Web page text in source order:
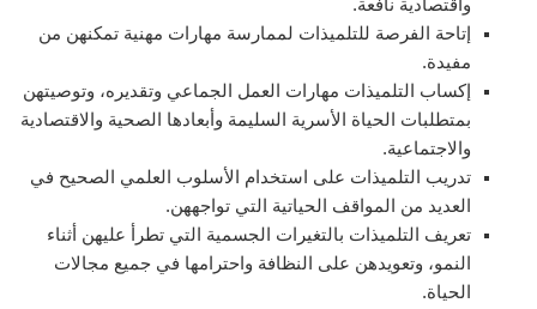
واقتصادية نافعة.
إتاحة الفرصة للتلميذات لممارسة مهارات مهنية تمكنهن من
مفيدة.
إكساب التلميذات مهارات العمل الجماعي وتقديره، وتوصيتهن
بمتطلبات الحياة الأسرية السليمة وأبعادها الصحية والاقتصادية
والاجتماعية.
تدريب التلميذات على استخدام الأسلوب العلمي الصحيح في
العديد من المواقف الحياتية التي تواجههن.
تعريف التلميذات بالتغيرات الجسمية التي تطرأ عليهن أثناء
النمو، وتعويدهن على النظافة واحترامها في جميع مجالات
الحياة.